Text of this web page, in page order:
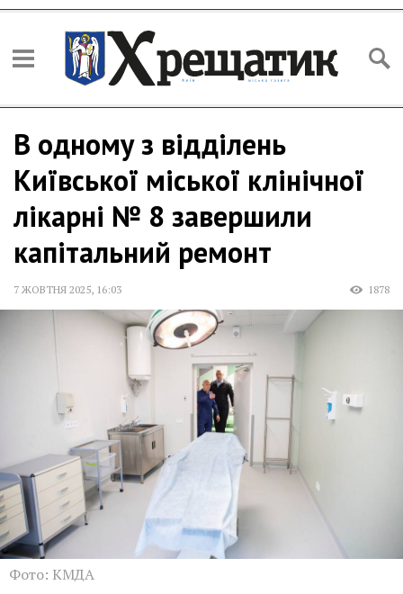
В одному з відділень
Київської міської клінічної
лікарні № 8 завершили
капітальний ремонт
7 ЖОВТНЯ 2025, 16:03 1878
Фото: КМДА